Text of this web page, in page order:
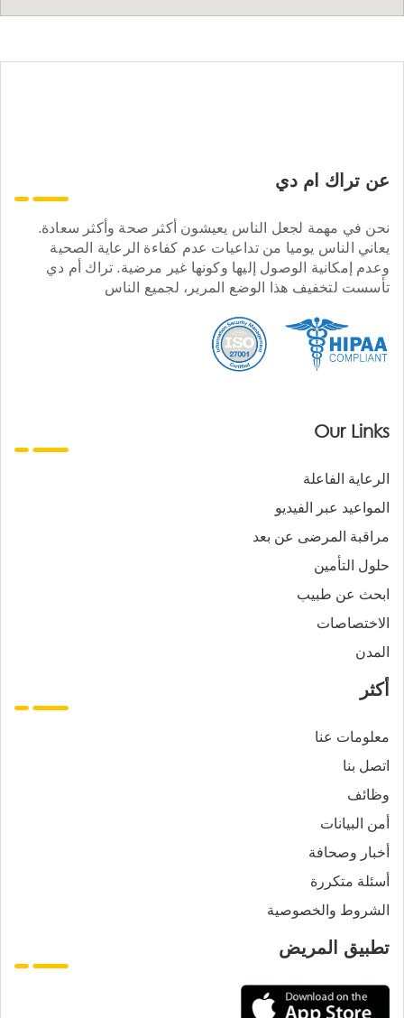
عن تراك ام دي
نحن في مهمة لجعل الناس يعيشون أكثر صحة وأكثر سعادة.
يعاني الناس يوميا من تداعيات عدم كفاءة الرعاية الصحية
وعدم إمكانية الوصول إليها وكونها غير مرضية. تراك أم دي
تأسست لتخفيف هذا الوضع المرير، لجميع الناس
Our Links
الرعاية الفاعلة
المواعيد عبر الفيديو
مراقبة المرضى عن بعد
حلول التأمين
ابحث عن طبيب
الاختصاصات
المدن
أكثر
معلومات عنا
اتصل بنا
وظائف
أمن البيانات
أخبار وصحافة
أسئلة متكررة
الشروط والخصوصية
تطبيق المريض